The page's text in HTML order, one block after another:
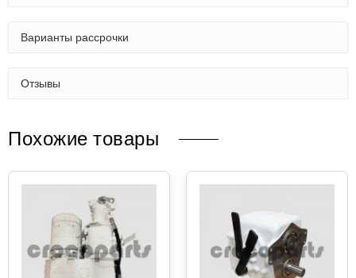
Варианты рассрочки
Отзывы
Похожие товары